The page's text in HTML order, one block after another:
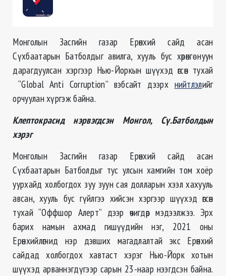
Монголын Засгийн газар Ерөнхий сайд асан
Сүхбаатарын Батболдыг авилга, хууль бус хөрөнгө нуун
дарагдуулсан хэргээр Нью-Йоркын шүүхэд өгсөн тухай
“Global Anti Corruption” вэбсайт дээрх нийтлэлийг
орчуулан хүргэж байна.
Клептокрасид нэрвэгдсэн Монгол, Сү.Батболдын
хэрэг
Монголын Засгийн газар Ерөнхий сайд асан
Сүхбаатарын Батболдыг тус улсын хамгийн том хоёр
уурхайд холбогдох зуу зуун сая долларын хээл хахууль
авсан, хууль бус гүйлгээ хийсэн хэргээр шүүхэд өгсөн
тухай “Оффшор Алерт” дээр өчигдөр мэдээлжээ. Эрх
барих намын ахмад гишүүдийн нэг, 2021 оны
Ерөнхийлөгчид нэр дэвших магадлалтай экс Ерөнхий
сайдад холбогдох хавтаст хэрэг Нью-Йорк хотын
шүүхэд арваннэгдүгээр сарын 23-наар нээгдсэн байна.